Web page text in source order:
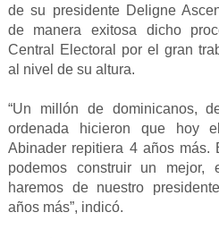
de su presidente Deligne
de manera exitosa dicho
Central Electoral por el gran
al nivel de su altura.
“Un millón de dominicanos,
ordenada hicieron que hoy
Abinader repitiera 4 años más.
podemos construir un mejor,
haremos de nuestro
años más”, indicó.